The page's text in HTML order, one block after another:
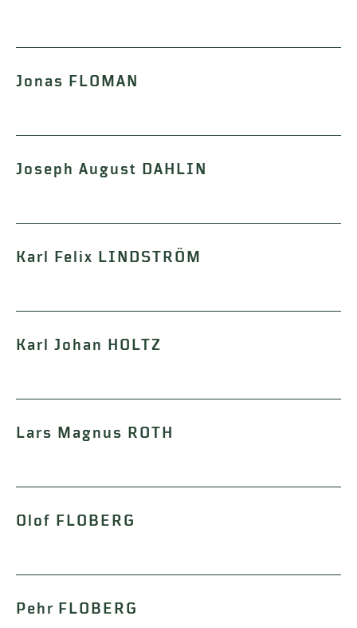
Jonas FLOMAN
Joseph August DAHLIN
Karl Felix LINDSTRÖM
Karl Johan HOLTZ
Lars Magnus ROTH
Olof FLOBERG
Pehr FLOBERG